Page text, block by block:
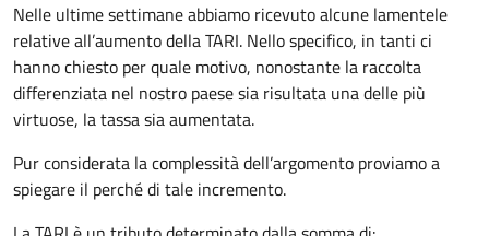
Nelle ultime settimane abbiamo ricevuto alcune lamentele
relative all’aumento della TARI. Nello specifico, in tanti ci
hanno chiesto per quale motivo, nonostante la raccolta
differenziata nel nostro paese sia risultata una delle più
virtuose, la tassa sia aumentata.
Pur considerata la complessità dell’argomento proviamo a
spiegare il perché di tale incremento.